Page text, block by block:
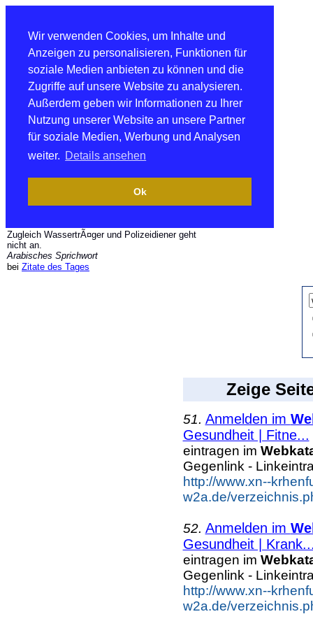
Wir verwenden Cookies, um Inhalte und
Anzeigen zu personalisieren, Funktionen für
soziale Medien anbieten zu können und die
Zugriffe auf unsere Website zu analysieren.
Außerdem geben wir Informationen zu Ihrer
Nutzung unserer Website an unsere Partner
für soziale Medien, Werbung und Analysen
weiter. Details ansehen
Ok
Zugleich WassertrÃ¤ger und Polizeidiener geht
nicht an.
Arabisches Sprichwort
bei Zitate des Tages
Zeige
51. Anmelden im
Gesundheit | Fitne...
eintragen im
Gegenlink -
http://www.xn--
w2a.de/
52. Anmelden im
Gesundheit |
eintragen im
Gegenlink -
http://www.xn--
w2a.de/